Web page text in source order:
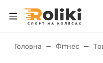
Головна Фітнес